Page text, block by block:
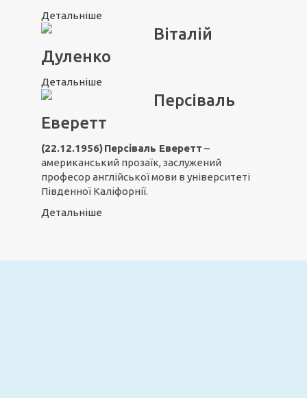
Детальніше
Віталій
Дуленко
Детальніше
Персіваль
Еверетт
(22.12.1956) Персіваль Еверетт –
американський прозаїк, заслужений
професор англійської мови в університеті
Південної Каліфорнії.
Детальніше